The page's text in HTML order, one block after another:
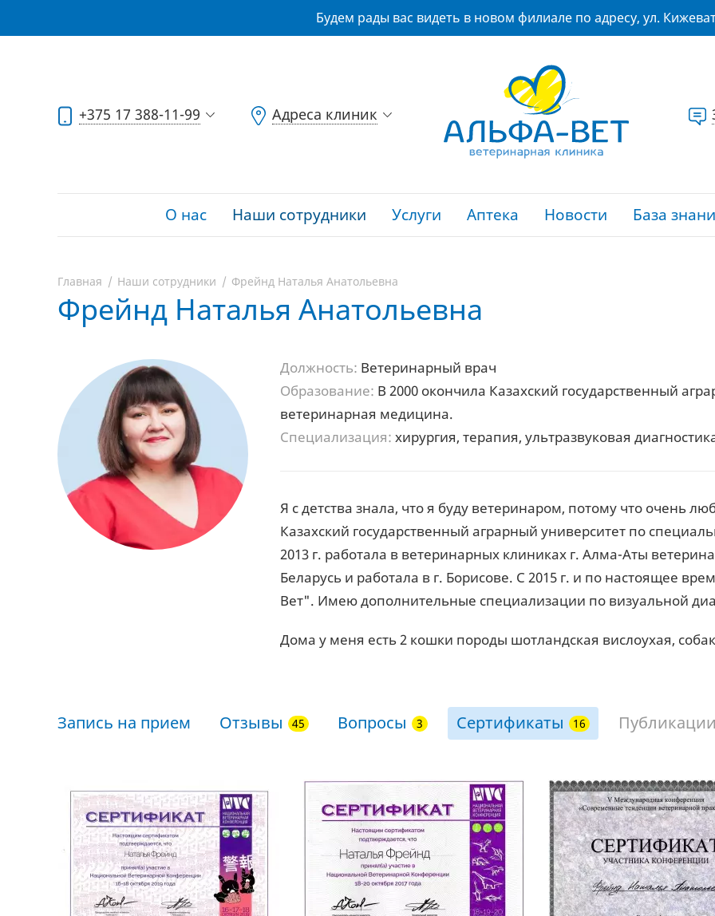
Будем рады вас видеть в новом филиале по адресу, ул.
+375 17 388-11-99 Адреса клиник
О нас Наши сотрудники Услуги Аптека Новости База
Главная Наши сотрудники Фрейнд Наталья Анатольевна
Фрейнд Наталья Анатольевна
Должность: Ветеринарный врач
Образование: В 2000 окончила Казахский государственный
ветеринарная медицина.
Специализация: хирургия, терапия, ультразвуковая
Я с детства знала, что я буду ветеринаром, потому что очень
Казахский государственный аграрный университет по
2013 г. работала в ветеринарных клиниках г. Алма-Аты
Беларусь и работала в г. Борисове. С 2015 г. и по настоящее
Вет". Имею дополнительные специализации по визуальной
Дома у меня есть 2 кошки породы шотландская вислоухая,
Запись на прием Отзывы Вопросы Сертификаты